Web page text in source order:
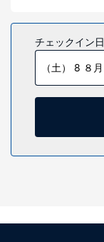
料)をお使いいた
ます。バスルー
ヤーがあります
けるほか、ハウ
ロン / アイロン
チェックイン
（土） 8 ８月